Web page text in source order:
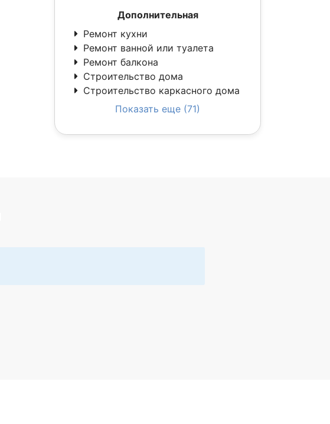
Дополнительная
Ремонт кухни
Ремонт ванной или туалета
Ремонт балкона
Строительство дома
Строительство каркасного дома
Показать еще (71)